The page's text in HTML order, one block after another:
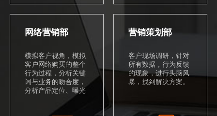
网络营销部
模拟客户视角，模拟
客户网络购买的整个
行为过程，分析关键
词与业务的吻合度，
分析产品定位、曝光
渠道及整个交互管理
营销策划部
客户现场调研，针对
所有数据，行为反馈
的现象，进行头脑风
暴，找到解决方案。